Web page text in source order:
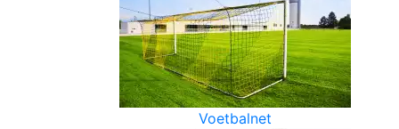
Voetbalnet